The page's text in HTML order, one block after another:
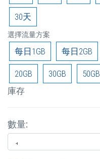
30天
選擇流量方案
每日1GB 每日2GB
20GB 30GB
50GB
庫存
數量: